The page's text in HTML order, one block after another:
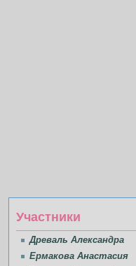
Участники
Древаль Александра
Ермакова Анастасия